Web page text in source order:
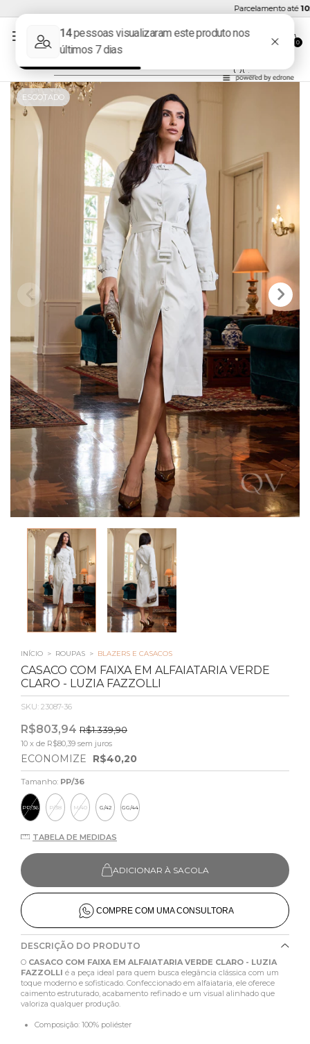
Parcelamento até10x
0
ESGOTADO
INÍCIO > ROUPAS > BLAZERS E CASACOS
CASACO COM FAIXA EM ALFAIATARIA VERDE
CLARO - LUZIA FAZZOLLI
SKU: 23087-36
R$803,94 R$1.339,90
10 x de R$80,39 sem juros
ECONOMIZE R$40,20
Tamanho: PP/36
PP/36 P/38 M/40 G/42 GG/44
TABELA DE MEDIDAS
ADICIONAR À SACOLA
COMPRE COM UMA CONSULTORA
DESCRIÇÃO DO PRODUTO
O CASACO COM FAIXA EM ALFAIATARIA VERDE CLARO - LUZIA
FAZZOLLI é a peça ideal para quem busca elegância clássica com um
toque moderno e sofisticado. Confeccionado em alfaiataria, ele oferece
caimento estruturado, acabamento refinado e um visual alinhado que
valoriza qualquer produção.
Composição: 100% poliéster